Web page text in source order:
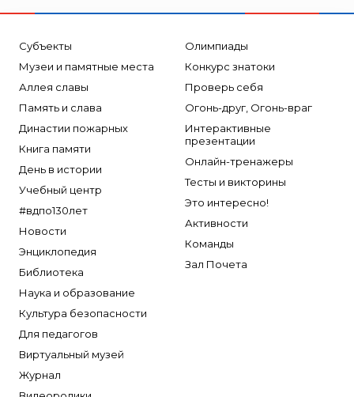
Субъекты
Музеи и памятные места
Аллея славы
Память и слава
Династии пожарных
Книга памяти
День в истории
Учебный центр
#вдпо130лет
Новости
Энциклопедия
Библиотека
Наука и образование
Культура безопасности
Для педагогов
Виртуальный музей
Журнал
Олимпиады
Конкурс знатоки
Проверь себя
Огонь-друг, Огонь-враг
Интерактивные
презентации
Онлайн-тренажеры
Тесты и викторины
Это интересно!
Активности
Команды
Зал Почета